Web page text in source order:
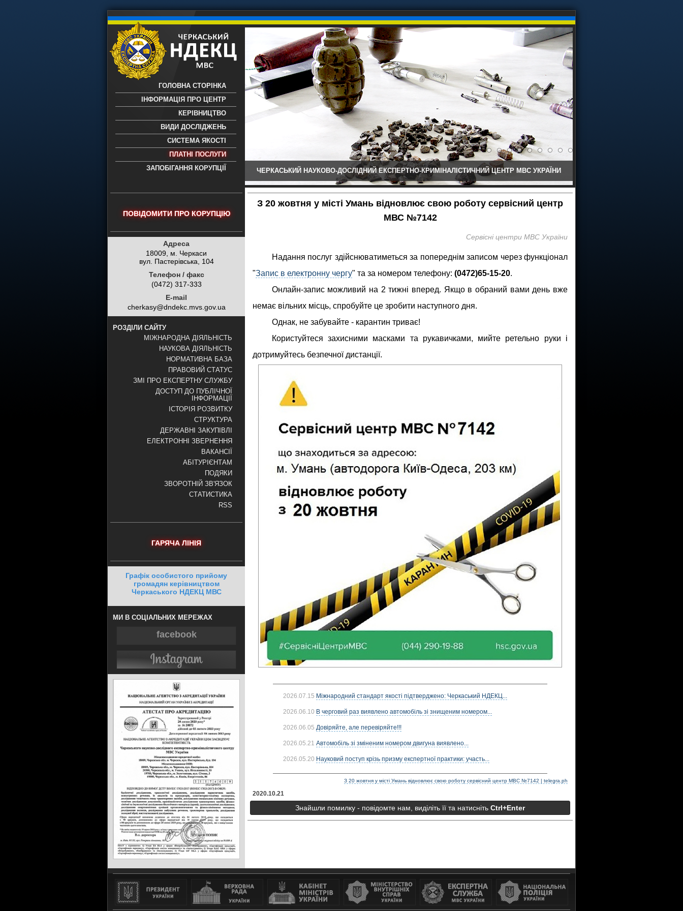
науково-дослідний експертно-
- проведення всих видів судових
експертиз
ГОЛОВНА СТОРІНКА
ІНФОРМАЦІЯ ПРО ЦЕНТР
КЕРІВНИЦТВО
ВИДИ ДОСЛІДЖЕНЬ
СИСТЕМА ЯКОСТІ
ПЛАТНІ ПОСЛУГИ
ЗАПОБІГАННЯ КОРУПЦІЇ
ЧЕРКАСЬКИЙ НАУКОВО-ДОСЛІДНИЙ ЕКСПЕРТНО-КРИМІНАЛІСТИЧНИЙ ЦЕНТР МВС УКРАЇНИ
ПОВІДОМИТИ ПРО КОРУПЦІЮ
Адреса
18009, м. Черкаси
вул. Пастерівська, 104
Телефон / факс
(0472) 317-333
E-mail
cherkasy@dndekc.mvs.gov.ua
РОЗДІЛИ САЙТУ
МІЖНАРОДНА ДІЯЛЬНІСТЬ
НАУКОВА ДІЯЛЬНІСТЬ
НОРМАТИВНА БАЗА
ПРАВОВИЙ СТАТУС
ЗМІ ПРО ЕКСПЕРТНУ СЛУЖБУ
ДОСТУП ДО ПУБЛІЧНОЇ
ІНФОРМАЦІЇ
ІСТОРІЯ РОЗВИТКУ
СТРУКТУРА
ДЕРЖАВНІ ЗАКУПІВЛІ
ЕЛЕКТРОННІ ЗВЕРНЕННЯ
ВАКАНСІЇ
АБІТУРІЄНТАМ
ПОДЯКИ
ЗВОРОТНІЙ ЗВ'ЯЗОК
СТАТИСТИКА
RSS
ГАРЯЧА ЛІНІЯ
Графік особистого прийому
громадян керівництвом
Черкаського НДЕКЦ МВС
МИ В СОЦІАЛЬНИХ МЕРЕЖАХ
facebook
З 20 жовтня у місті Умань відновлює свою роботу сервісний центр
МВС №7142
Cервісні центри МВС України
Надання послуг здійснюватиметься за попереднім записом через функціонал
"Запис в електронну чергу" та за номером телефону: (0472)65-15-20.
Онлайн-запис можливий на 2 тижні вперед. Якщо в обраний вами день вже
немає вільних місць, спробуйте це зробити наступного дня.
Однак, не забувайте - карантин триває!
Користуйтеся захисними масками та рукавичками, мийте ретельно руки і
дотримуйтесь безпечної дистанції.
2026.07.15 Міжнародний стандарт якості підтверджено: Черкаський НДЕКЦ...
2026.06.10 В черговий раз виявлено автомобіль зі знищеним номером...
2026.06.05 Довіряйте, але перевіряйте!!!
2026.05.21 Автомобіль зі зміненим номером двигуна виявлено...
2026.05.20 Науковий поступ крізь призму експертної практики: участь...
2020.10.21
З 20 жовтня у місті Умань відновлює свою роботу сервісний центр МВС №7142 | telegra.ph
Знайшли помилку - повідомте нам, виділіть її та натисніть Ctrl+Enter